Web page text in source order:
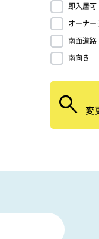
即入居可
オーナ
南面道路
南向き
変